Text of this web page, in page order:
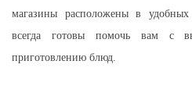
магазины расположены в
всегда готовы помочь вам с
приготовлению блюд.